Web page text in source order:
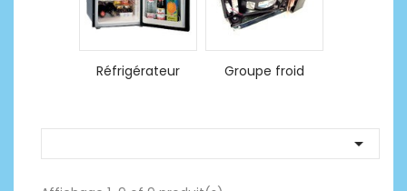
Réfrigérateur Groupe froid
